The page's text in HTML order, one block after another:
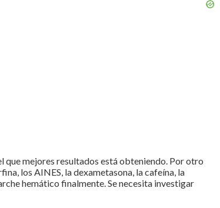
que mejores resultados está obteniendo. Por otro
los AINES, la dexametasona, la cafeína, la
hemático finalmente. Se necesita investigar